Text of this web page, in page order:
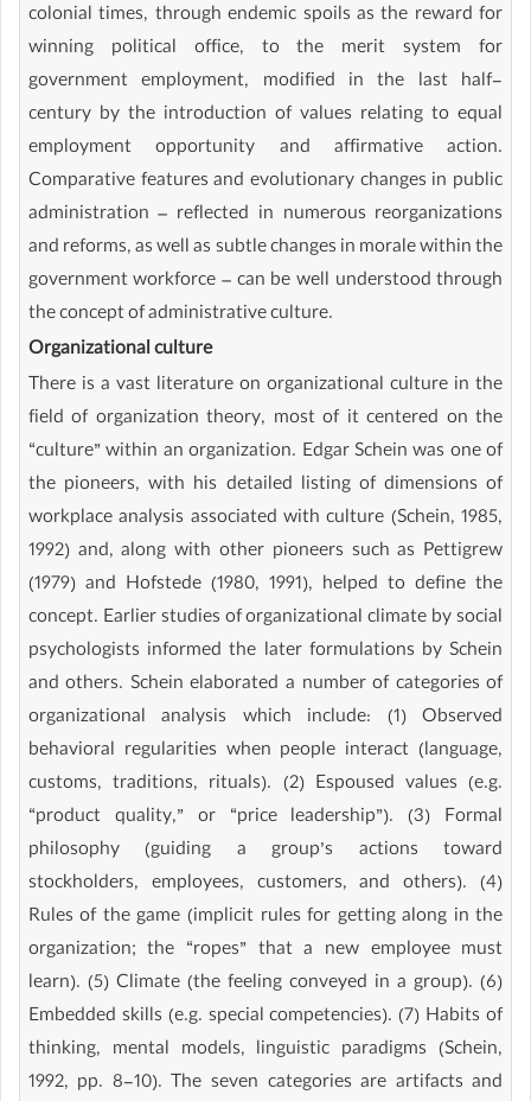
colonial times, through endemic spoils as the reward for
winning political office, to the merit system for
government employment, modified in the last half-
century by the introduction of values relating to equal
employment opportunity and affirmative action.
Comparative features and evolutionary changes in public
administration – reflected in numerous reorganizations
and reforms, as well as subtle changes in morale within the
government workforce – can be well understood through
the concept of administrative culture.
Organizational culture
There is a vast literature on organizational culture in the
field of organization theory, most of it centered on the
“culture” within an organization. Edgar Schein was one of
the pioneers, with his detailed listing of dimensions of
workplace analysis associated with culture (Schein, 1985,
1992) and, along with other pioneers such as Pettigrew
(1979) and Hofstede (1980, 1991), helped to define the
concept. Earlier studies of organizational climate by social
psychologists informed the later formulations by Schein
and others. Schein elaborated a number of categories of
organizational analysis which include: (1) Observed
behavioral regularities when people interact (language,
customs, traditions, rituals). (2) Espoused values (e.g.
“product quality,” or “price leadership”). (3) Formal
philosophy (guiding a group’s actions toward
stockholders, employees, customers, and others). (4)
Rules of the game (implicit rules for getting along in the
organization; the “ropes” that a new employee must
learn). (5) Climate (the feeling conveyed in a group). (6)
Embedded skills (e.g. special competencies). (7) Habits of
thinking, mental models, linguistic paradigms (Schein,
1992, pp. 8-10). The seven categories are artifacts and